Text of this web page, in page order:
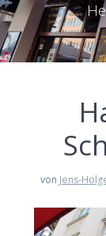
von Jens-